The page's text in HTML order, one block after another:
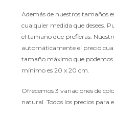
Además de nuestros tamaños
cualquier medida que desees.
el tamaño que prefieras.
automáticamente el precio
tamaño máximo que podemos
mínimo es 20 x 20 cm.
Ofrecemos 3 variaciones de
natural. Todos los precios para